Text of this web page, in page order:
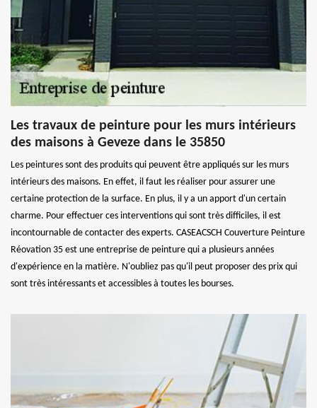
Les travaux de peinture pour les murs intérieurs
des maisons à Geveze dans le 35850
Les peintures sont des produits qui peuvent être appliqués sur les murs
intérieurs des maisons. En effet, il faut les réaliser pour assurer une
certaine protection de la surface. En plus, il y a un apport d'un certain
charme. Pour effectuer ces interventions qui sont très difficiles, il est
incontournable de contacter des experts. CASEACSCH Couverture Peinture
Réovation 35 est une entreprise de peinture qui a plusieurs années
d'expérience en la matière. N'oubliez pas qu'il peut proposer des prix qui
sont très intéressants et accessibles à toutes les bourses.